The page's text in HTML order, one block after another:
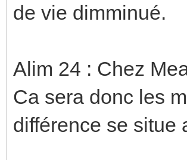
de vie dimminué.
Alim 24 : Chez
Ca sera donc les
différence se situe